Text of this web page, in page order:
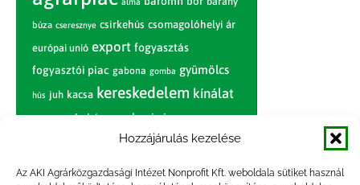
Hozzájárulás kezelése
Az AKI Agrárközgazdasági Intézet Nonprofit Kft. weboldala sütiket használ
búza cseresznye csirkehús csomagolóhelyi ár
európai unió export fogyasztás
fogyasztói piac gabona gomba gyümölcs
hús juh kacsa kereskedelem kínálat
körte marhahús nagybani piac narancs
nemzetközi árinformációk
paradicsom piac piaci jelentés